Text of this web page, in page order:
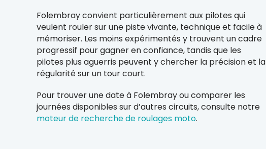
Folembray convient particulièrement aux pilotes qui
veulent rouler sur une piste vivante, technique et facile à
mémoriser. Les moins expérimentés y trouvent un cadre
progressif pour gagner en confiance, tandis que les
pilotes plus aguerris peuvent y chercher la précision et la
régularité sur un tour court.
Pour trouver une date à Folembray ou comparer les
journées disponibles sur d’autres circuits, consulte notre
moteur de recherche de roulages moto.